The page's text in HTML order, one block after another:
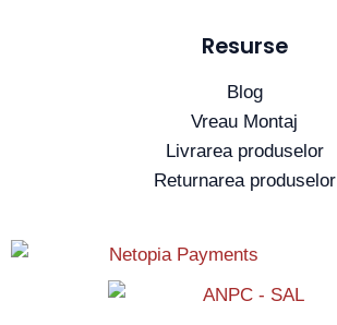
Resurse
Blog
Vreau Montaj
Livrarea produselor
Returnarea produselor